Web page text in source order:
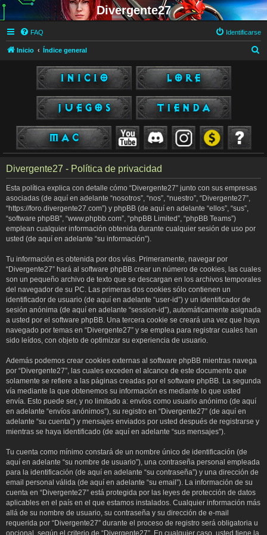
Divergente27
FAQ Identificarse
Inicio Índice general
Divergente27 - Política de privacidad
Esta política explica con detalle cómo “Divergente27” junto con sus empresas
asociadas (de aquí en adelante “nosotros”, “nos”, “nuestro”, “Divergente27”,
“https://foro.divergente27.com”) y phpBB (de aquí en adelante “ellos”, “sus”,
“software phpBB”, “www.phpbb.com”, “phpBB Limited”, “phpBB Teams”)
emplean cualquier información obtenida durante cualquier sesión de uso por
usted (de aquí en adelante “su información”).
Tu información es obtenida por dos vías. Primeramente, navegar por
“Divergente27” hará al software phpBB crear un número de cookies, las cuales
son un pequeño archivo de texto que se descargan en los archivos temporales
del navegador de su PC. Las primeras dos cookies sólo contienen un
identificador de usuario (de aquí en adelante “user-id”) y un identificador de
sesión anónima (de aquí en adelante “session-id”), automáticamente asignada
a usted por el software phpBB. Una tercera cookie se creará una vez que haya
navegado por temas en “Divergente27” y se emplea para registrar cuales han
sido leídos, con objeto de optimizar su experiencia de usuario.
Además podemos crear cookies externas al software phpBB mientras navega
por “Divergente27”, las cuales exceden el alcance de este documento que
solamente se refiere a las páginas creadas por el software phpBB. La segunda
vía mediante la que obtenemos su información es mediante lo que usted
envía. Esto puede ser, y no limitado a: envíos como usuario anónimo (de aquí
en adelante “envíos anónimos”), su registro en “Divergente27” (de aquí en
adelante “su cuenta”) y mensajes enviados por usted después de registrarse y
mientras se haya identificado (de aquí en adelante “sus mensajes”).
Tu cuenta como mínimo constará de un nombre único de identificación (de
aquí en adelante “su nombre de usuario”), una contraseña personal empleada
para la identificación (de aquí en adelante “su contraseña”) y una dirección de
email personal válida (de aquí en adelante “su email”). La información de su
cuenta en “Divergente27” está protegida por las leyes de protección de datos
aplicables en el país en el que estamos instalados. Cualquier información más
allá de su nombre de usuario, su contraseña y su dirección de e-mail
requerida por “Divergente27” durante el proceso de registro será obligatoria u
opcional, según el criterio de “Divergente27”. En cualquier caso, usted tiene la